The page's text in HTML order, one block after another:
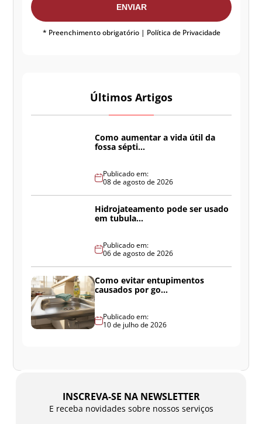
ENVIAR
* Preenchimento obrigatório | Política de Privacidade
Últimos Artigos
Como aumentar a vida útil da
fossa sépti...
Publicado em:
08 de agosto de 2026
Hidrojateamento pode ser usado
em tubula...
Publicado em:
06 de agosto de 2026
Como evitar entupimentos
causados por go...
Publicado em:
10 de julho de 2026
INSCREVA-SE NA NEWSLETTER
E receba novidades sobre nossos serviços